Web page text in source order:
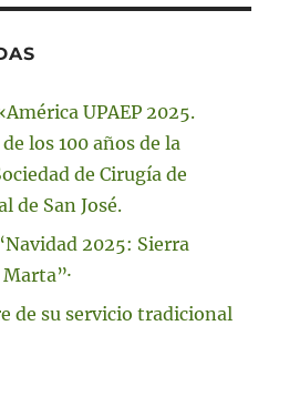
UPAEP 2025.
los 100 años de la
de Cirugía de
de San José.
2025: Sierra
de su servicio tradicional